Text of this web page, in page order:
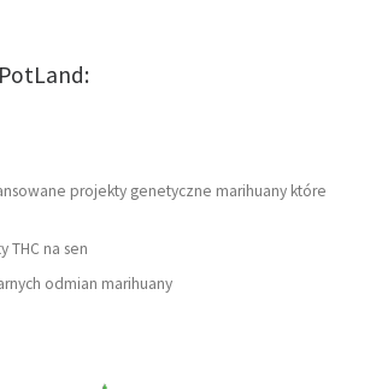
projekty genetyczne marihuany które
THC na sen
odmian marihuany